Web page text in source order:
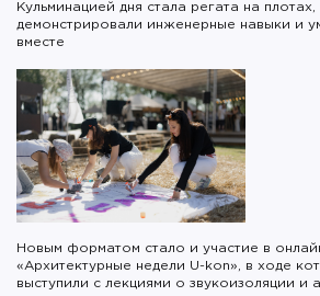
Кульминацией дня стала регата на
демонстрировали инженерные навыки и
вместе
Новым форматом стало и участие в
«Архитектурные недели U-kon», в ходе
выступили с лекциями о звукоизоляции и